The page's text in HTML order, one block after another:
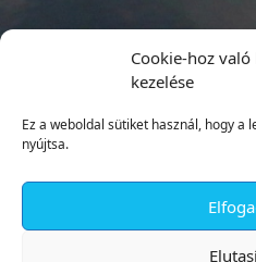
Cookie-hoz
kezelése
Ez a weboldal sütiket használ, hogy
nyújtsa.